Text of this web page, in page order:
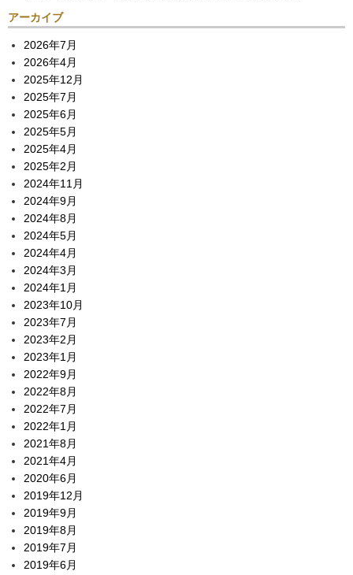
アーカイブ
2026年7月
2026年4月
2025年12月
2025年7月
2025年6月
2025年5月
2025年4月
2025年2月
2024年11月
2024年9月
2024年8月
2024年5月
2024年4月
2024年3月
2024年1月
2023年10月
2023年7月
2023年2月
2023年1月
2022年9月
2022年8月
2022年7月
2022年1月
2021年8月
2021年4月
2020年6月
2019年12月
2019年9月
2019年8月
2019年7月
2019年6月